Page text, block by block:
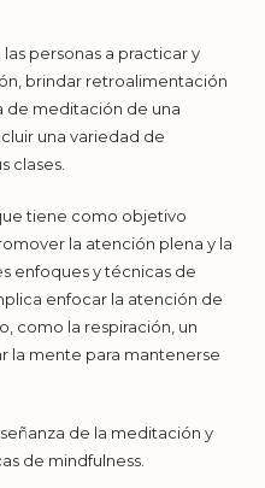
personas a practicar y
brindar retroalimentación
de meditación de una
una variedad de
clases.
tiene como objetivo
la atención plena y la
enfoques y técnicas de
enfocar la atención de
como la respiración, un
la mente para mantenerse
de la meditación y
de mindfulness.